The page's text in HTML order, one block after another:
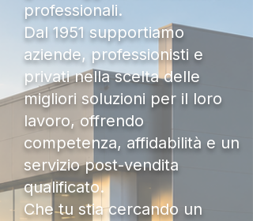
professionali.
Dal 1951 supportiamo
aziende, professionisti e
privati nella scelta delle
migliori soluzioni per il loro
lavoro, offrendo
competenza, affidabilità e un
servizio post-vendita
qualificato.
Che tu stia cercando un